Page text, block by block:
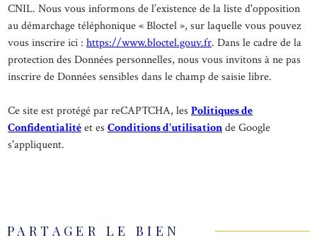
CNIL. Nous vous informons de l’existence de la liste d'opposition
au démarchage téléphonique « Bloctel », sur laquelle vous pouvez
vous inscrire ici : https://www.bloctel.gouv.fr. Dans le cadre de la
protection des Données personnelles, nous vous invitons à ne pas
inscrire de Données sensibles dans le champ de saisie libre.
Ce site est protégé par reCAPTCHA, les Politiques de
Confidentialitéet es Conditions d'utilisationde Google
s'appliquent.
PARTAGER LE BIEN